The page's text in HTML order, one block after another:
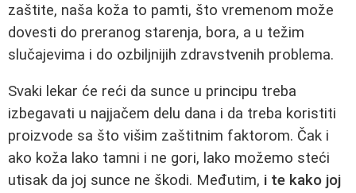
zaštite, naša koža to pamti, što vremenom može
dovesti do preranog starenja, bora, a u težim
slučajevima i do ozbiljnijih zdravstvenih problema.
Svaki lekar će reći da sunce u principu treba
izbegavati u najjačem delu dana i da treba koristiti
proizvode sa što višim zaštitnim faktorom. Čak i
ako koža lako tamni i ne gori, lako možemo steći
utisak da joj sunce ne škodi. Međutim, i te kako joj